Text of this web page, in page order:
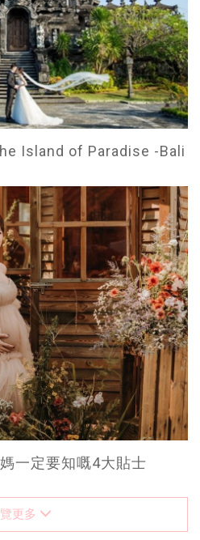
Island of Paradise -Bali
一定要知嘅4大貼士
更多